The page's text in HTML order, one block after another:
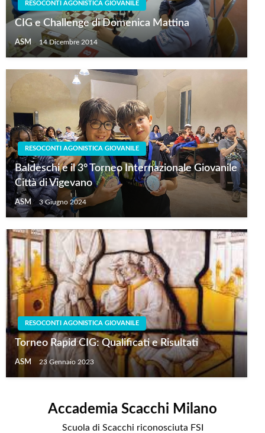
RESOCONTI AGONISTICA GIOVANILE
CIG e Challenge di Domenica Mattina
ASM 14 Dicembre 2014
RESOCONTI AGONISTICA GIOVANILE
Baldeschi e il 3° Torneo Internazionale Giovanile
Città di Vigevano
ASM 3 Giugno 2024
RESOCONTI AGONISTICA GIOVANILE
Torneo Rapid CIG: Qualificati e Risultati
ASM 23 Gennaio 2023
Accademia Scacchi Milano
Scuola di Scacchi riconosciuta FSI